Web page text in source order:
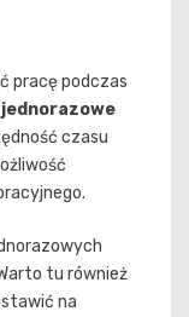
pracę podczas
jednorazowe
czasu
tu również
na